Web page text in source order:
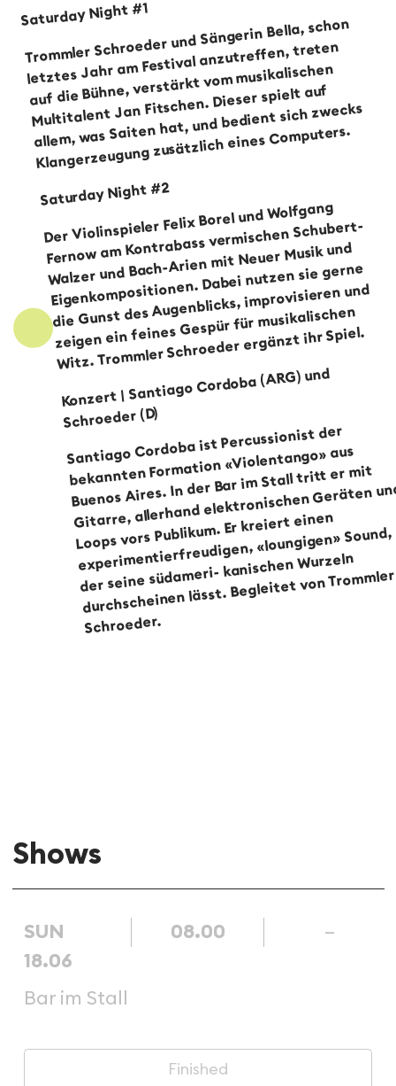
Saturday Night #1
Trommler Schroeder und Sängerin Bella, schon
letztes Jahr am Festival anzutreffen, treten
auf die Bühne, verstärkt vom musikalischen
Multitalent Jan Fitschen. Dieser spielt auf
allem, was Saiten hat, und bedient sich zwecks
Klangerzeugung zusätzlich eines Computers.
Saturday Night #2
Der Violinspieler Felix Borel und Wolfgang
Fernow am Kontrabass vermischen Schubert-
Walzer und Bach-Arien mit Neuer Musik und
Eigenkompositionen. Dabei nutzen sie gerne
die Gunst des Augenblicks, improvisieren und
zeigen ein feines Gespür für musikalischen
Witz. Trommler Schroeder ergänzt ihr Spiel.
Konzert | Santiago Cordoba (ARG) und
Schroeder (D)
Santiago Cordoba ist Percussionist der
bekannten Formation «Violentango» aus
Buenos Aires. In der Bar im Stall tritt er mit
Gitarre, allerhand elektronischen Geräten
Loops vors Publikum. Er kreiert einen
experimentierfreudigen, «loungigen» Sound,
der seine südameri- kanischen Wurzeln
durchscheinen lässt. Begleitet von Trommler
Schroeder.
Shows
SUN
18.06
08.00 –
Bar im Stall
Finished